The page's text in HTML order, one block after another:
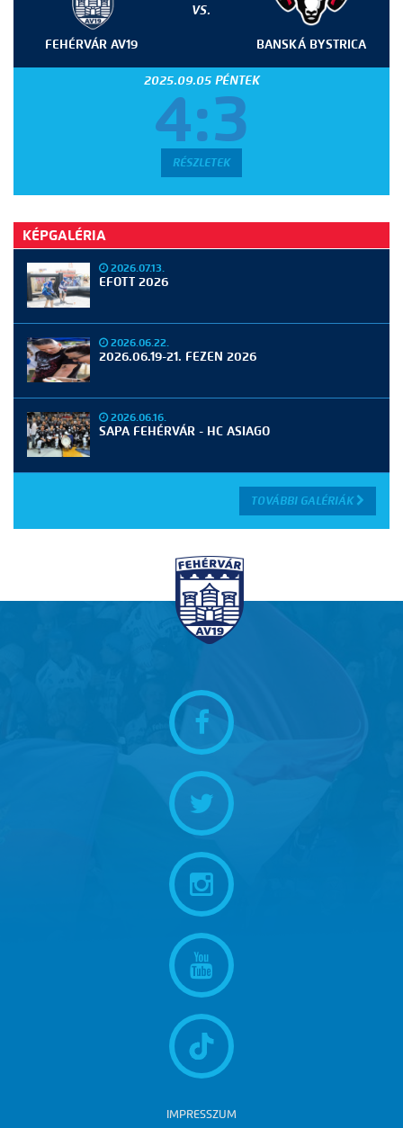
FEHÉRVÁR AV19
VS.
BANSKÁ BYSTRICA
2025.09.05 PÉNTEK
4:3
RÉSZLETEK
KÉPGALÉRIA
2026.07.13.
EFOTT 2026
2026.06.22.
2026.06.19-21. FEZEN 2026
2026.06.16.
SAPA FEHÉRVÁR - HC ASIAGO
TOVÁBBI GALÉRIÁK
IMPRESSZUM